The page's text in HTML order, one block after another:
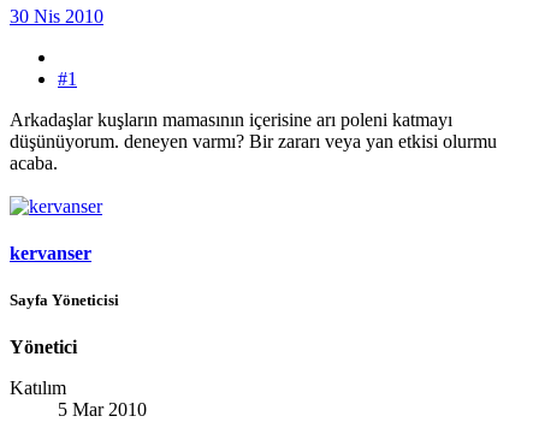
30 Nis 2010
#1
Arkadaşlar kuşların mamasının içerisine arı poleni katmayı
düşünüyorum. deneyen varmı? Bir zararı veya yan etkisi olurmu
acaba.
kervanser
Sayfa Yöneticisi
Yönetici
Katılım
5 Mar 2010